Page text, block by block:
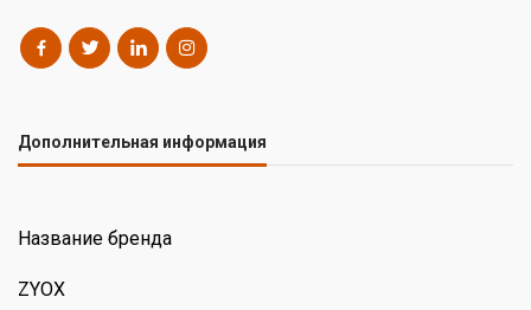
Дополнительная информация
Название бренда
ZYOX